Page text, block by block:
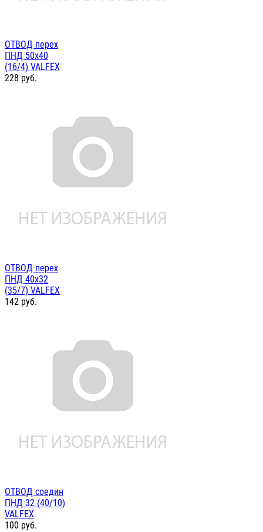
ОТВОД перех
ПНД 50х40
(16/4) VALFEX
228 руб.
ОТВОД перех
ПНД 40х32
(35/7) VALFEX
142 руб.
ОТВОД соедин
ПНД 32 (40/10)
VALFEX
100 руб.